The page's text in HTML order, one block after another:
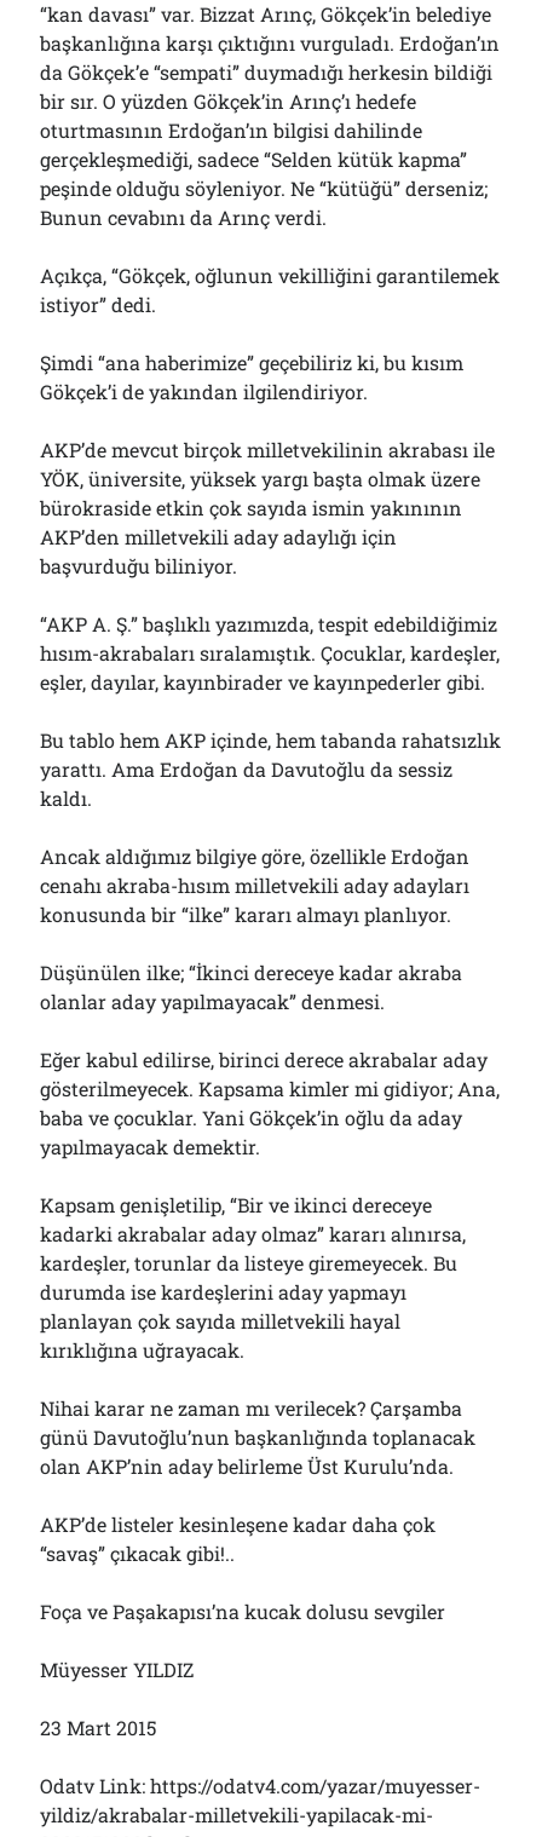
“kan davası” var. Bizzat Arınç, Gökçek’in belediye
başkanlığına karşı çıktığını vurguladı. Erdoğan’ın
da Gökçek’e “sempati” duymadığı herkesin bildiği
bir sır. O yüzden Gökçek’in Arınç’ı hedefe
oturtmasının Erdoğan’ın bilgisi dahilinde
gerçekleşmediği, sadece “Selden kütük kapma”
peşinde olduğu söyleniyor. Ne “kütüğü” derseniz;
Bunun cevabını da Arınç verdi.
Açıkça, “Gökçek, oğlunun vekilliğini garantilemek
istiyor” dedi.
Şimdi “ana haberimize” geçebiliriz ki, bu kısım
Gökçek’i de yakından ilgilendiriyor.
AKP’de mevcut birçok milletvekilinin akrabası ile
YÖK, üniversite, yüksek yargı başta olmak üzere
bürokraside etkin çok sayıda ismin yakınının
AKP’den milletvekili aday adaylığı için
başvurduğu biliniyor.
“AKP A. Ş.” başlıklı yazımızda, tespit edebildiğimiz
hısım-akrabaları sıralamıştık. Çocuklar, kardeşler,
eşler, dayılar, kayınbirader ve kayınpederler gibi.
Bu tablo hem AKP içinde, hem tabanda rahatsızlık
yarattı. Ama Erdoğan da Davutoğlu da sessiz
kaldı.
Ancak aldığımız bilgiye göre, özellikle Erdoğan
cenahı akraba-hısım milletvekili aday adayları
konusunda bir “ilke” kararı almayı planlıyor.
Düşünülen ilke; “İkinci dereceye kadar akraba
olanlar aday yapılmayacak” denmesi.
Eğer kabul edilirse, birinci derece akrabalar aday
gösterilmeyecek. Kapsama kimler mi gidiyor; Ana,
baba ve çocuklar. Yani Gökçek’in oğlu da aday
yapılmayacak demektir.
Kapsam genişletilip, “Bir ve ikinci dereceye
kadarki akrabalar aday olmaz” kararı alınırsa,
kardeşler, torunlar da listeye giremeyecek. Bu
durumda ise kardeşlerini aday yapmayı
planlayan çok sayıda milletvekili hayal
kırıklığına uğrayacak.
Nihai karar ne zaman mı verilecek? Çarşamba
günü Davutoğlu’nun başkanlığında toplanacak
olan AKP’nin aday belirleme Üst Kurulu’nda.
AKP’de listeler kesinleşene kadar daha çok
“savaş” çıkacak gibi!..
Foça ve Paşakapısı’na kucak dolusu sevgiler
Müyesser YILDIZ
23 Mart 2015
Odatv Link: https://odatv4.com/yazar/muyesser-
yildiz/akrabalar-milletvekili-yapilacak-mi-